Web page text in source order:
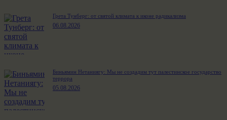
Грета Тунберг: от святой климата к иконе радикализма
06.08.2026
Биньямин Нетаниягу: Мы не создадим тут палестинское государство
террора
05.08.2026